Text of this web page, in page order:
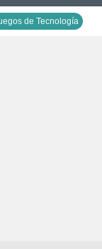
de Tecnología